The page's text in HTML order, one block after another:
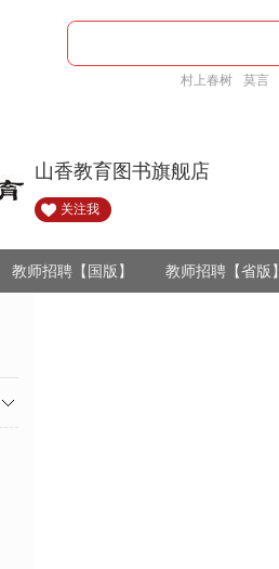
村上春树 莫言
山香教育图书旗舰店
关注我
教师招聘【国版】 教师招聘【省版】